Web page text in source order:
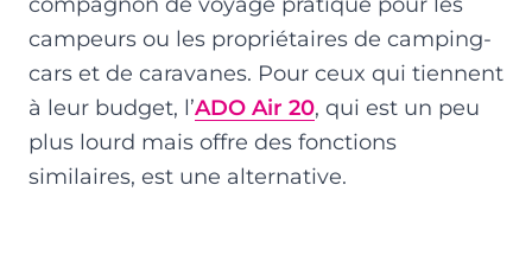
campeurs ou les propriétaires de camping-
cars et de caravanes. Pour ceux qui tiennent
à leur budget, l’ADO Air 20, qui est un peu
plus lourd mais offre des fonctions
similaires, est une alternative.